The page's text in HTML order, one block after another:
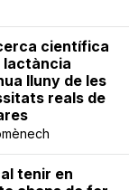
científica
lactància
lluny de les
reals de
tenir en